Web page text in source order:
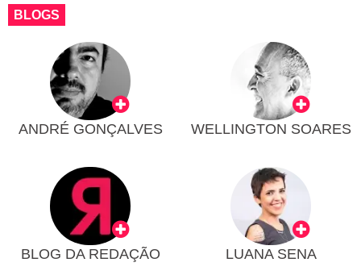
BLOGS
ANDRÉ GONÇALVES WELLINGTON SOARES
BLOG DA REDAÇÃO LUANA SENA